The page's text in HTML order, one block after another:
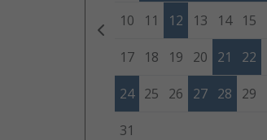
10 11 12 13 14 15
17 18 19 20 21 22
24 25 26 27 28 29
31